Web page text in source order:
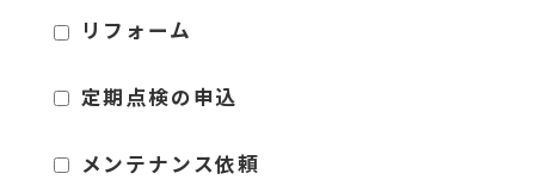
リフォーム
定期点検の申込
メンテナンス依頼